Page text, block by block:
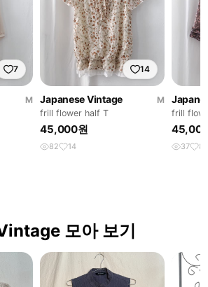
7
M
14
Japanese Vintage
M
frill flower half T
45,000원
82 14
frill
37 8
모아 보기